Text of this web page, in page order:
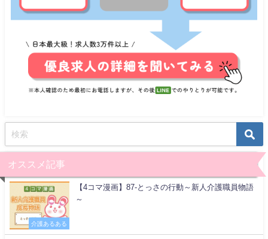
オススメ記事
介護あるある
【4コマ漫画】87-とっさの行動～新人介護職員物語
～